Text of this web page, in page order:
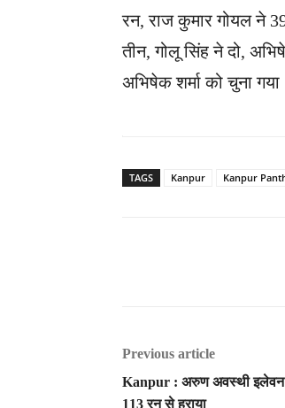
रन, राज कुमार गोयल ने
तीन, गोलू सिंह ने दो,
अभिषेक शर्मा को चुना
TAGS Kanpur Kanpur
Previous article
Kanpur : अरुण अवस्थी इलेवन
113 रन से हराया